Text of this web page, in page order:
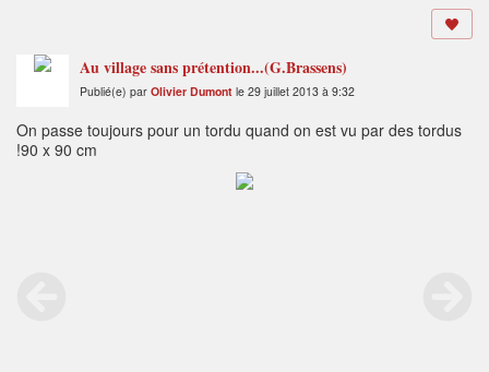
Au village sans prétention...(G.Brassens)
Publié(e) par Olivier Dumont le 29 juillet 2013 à 9:32
On passe toujours pour un tordu quand on est vu par des tordus
!90 x 90 cm